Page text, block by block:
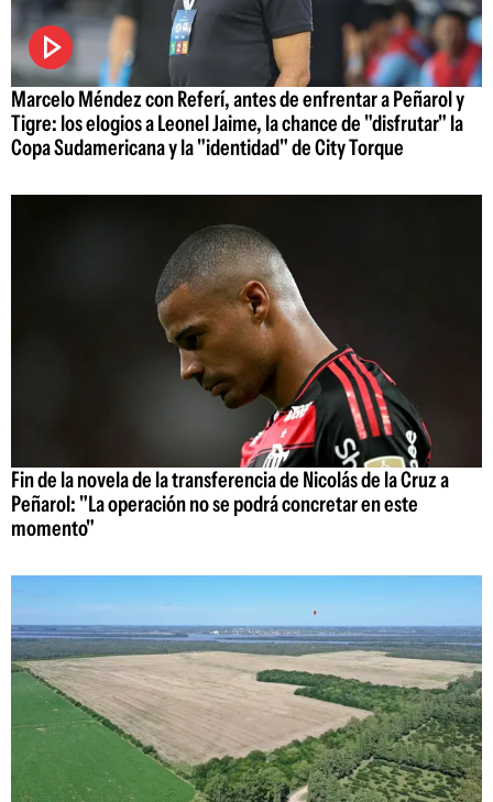
Marcelo Méndez con Referí, antes de enfrentar a Peñarol y
Tigre: los elogios a Leonel Jaime, la chance de "disfrutar" la
Copa Sudamericana y la "identidad" de City Torque
Fin de la novela de la transferencia de Nicolás de la Cruz a
Peñarol: "La operación no se podrá concretar en este
momento"